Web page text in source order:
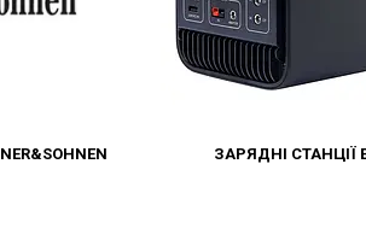
ЗАРЯДНІ СТАНЦІЇ